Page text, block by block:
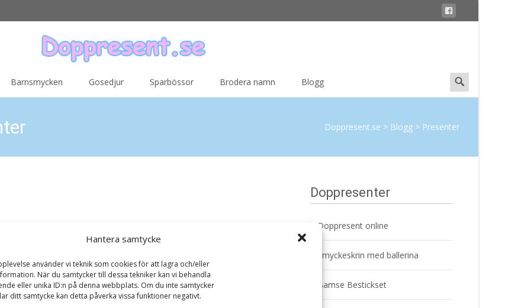
Hantera samtycke
använder vi teknik som cookies för att lagra och/eller
När du samtycker till dessa tekniker kan vi behandla
eller unika ID:n på denna webbplats. Om du inte samtycker
ditt samtycke kan detta påverka vissa funktioner negativt.
Barnsmycken Gosedjur Sparbössor Brodera namn Blogg
Search
for:
Doppresent.se > Blogg > Presenter
någon som har allt. Presenteriet har massor av julklappstips i olika
och
Doppresenter
Doppresent online
Smyckeskrin med ballerina
Bamse Bestickset